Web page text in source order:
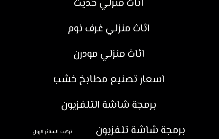
اثاث منزلي حديث
اثاث منزلي غرف نوم
اثاث منزلي مودرن
اسعار تصنيع مطابخ خشب
برمجة شاشة التلفزيون
برمجة شاشة تلفزيون
تركيب الستائر الرول